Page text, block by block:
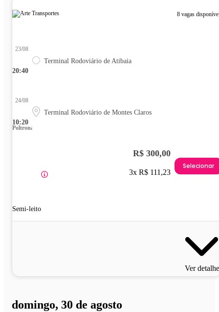
8 vagas
20:40
23/08
Terminal Rodoviário de Atibaia
10:20
24/08
Terminal Rodoviário de Montes Claros
Poltrona
Semi-leito
R$ 300,00
3x R$ 111,23
Selecionar
Ver
domingo, 30 de agosto